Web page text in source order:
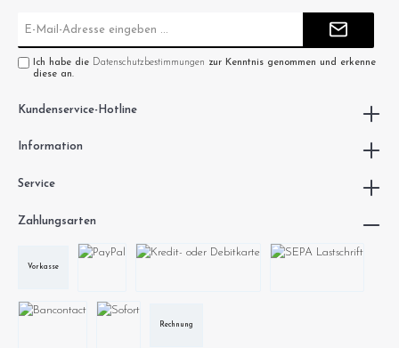
Zahlungsarten
Vorkasse
Rechnung
Ich habe die Datenschutzbestimmungen zur Kenntnis genommen und erkenne
diese an.
Kundenservice-Hotline
Information
Service